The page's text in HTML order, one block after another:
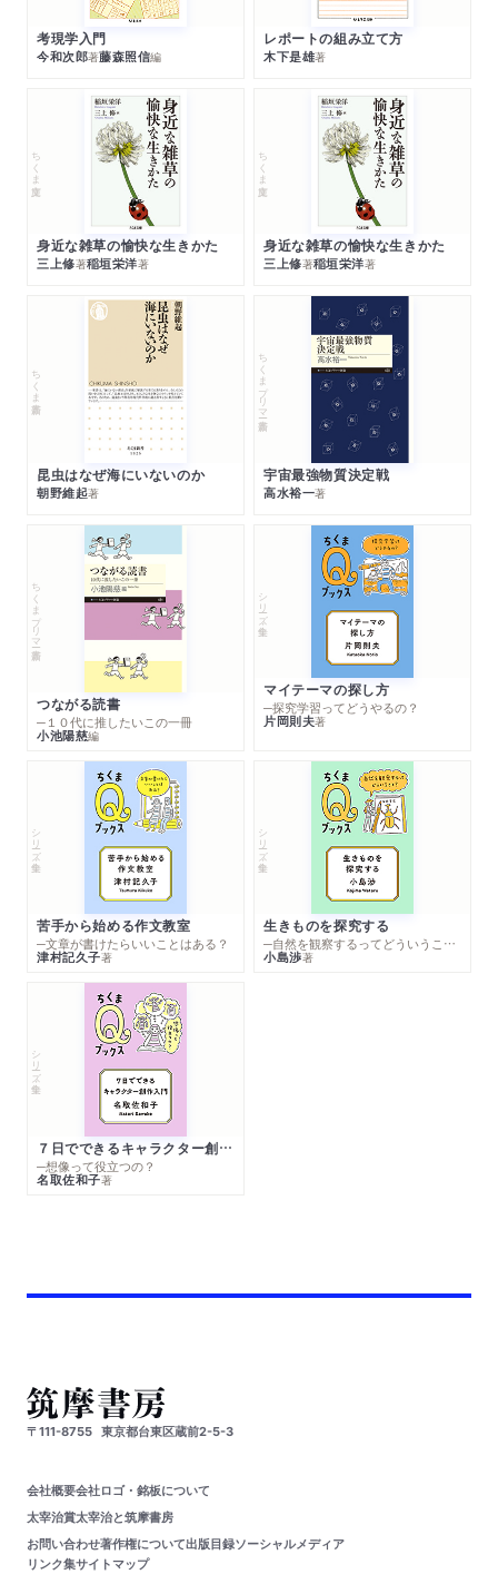
考現学入門
今和次郎著藤森照信編
レポートの組み立て方
木下是雄著
ちくま文庫
身近な雑草の愉快な生きかた
三上修著稲垣栄洋著
ちくま文庫
身近な雑草の愉快な生きかた
三上修著稲垣栄洋著
ちくま新書
昆虫はなぜ海にいないのか
朝野維起著
ちくまプリマー新書
宇宙最強物質決定戦
高水裕一著
ちくまプリマー新書
つながる読書
─１０代に推したいこの一冊
小池陽慈編
シリーズ・全集
マイテーマの探し方
─探究学習ってどうやるの？
片岡則夫著
シリーズ・全集
苦手から始める作文教室
─文章が書けたらいいことはある？
津村記久子著
シリーズ・全集
生きものを探究する
─自然を観察するってどういうこと？
小島渉著
シリーズ・全集
７日でできるキャラクター創作入門
─想像って役立つの？
名取佐和子著
〒111-8755 東京都台東区蔵前2-5-3
会社概要会社ロゴ・銘板について
太宰治賞太宰治と筑摩書房
お問い合わせ著作権について出版目録ソーシャルメディア
リンク集サイトマップ